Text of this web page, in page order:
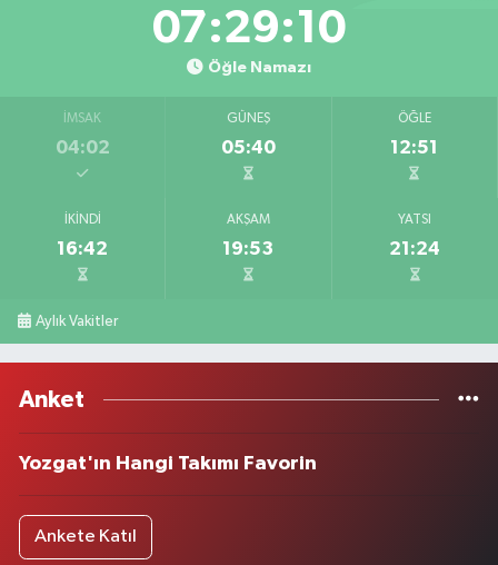
07:29:10
Öğle Namazı
İMSAK
04:02
GÜNEŞ
05:40
ÖĞLE
12:51
İKINDI
16:42
AKŞAM
19:53
YATSI
21:24
Aylık Vakitler
Anket
Yozgat'ın Hangi Takımı Favorin
Ankete Katıl